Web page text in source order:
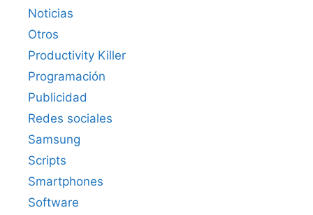
Noticias
Otros
Productivity Killer
Programación
Publicidad
Redes sociales
Samsung
Scripts
Smartphones
Software